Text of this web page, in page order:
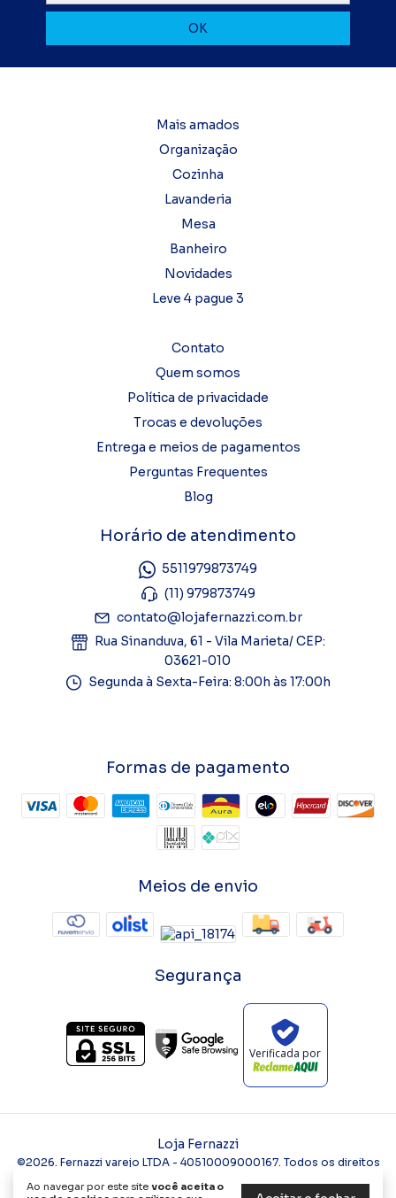
Ao navegar por este site você aceita o
Mais amados
Organização
Cozinha
Lavanderia
Mesa
Banheiro
Novidades
Leve 4 pague 3
Contato
Quem somos
Política de privacidade
Trocas e devoluções
Entrega e meios de pagamentos
Perguntas Frequentes
Blog
Horário de atendimento
5511979873749
(11) 979873749
contato@lojafernazzi.com.br
Rua Sinanduva, 61 - Vila Marieta/ CEP:
03621-010
Segunda à Sexta-Feira: 8:00h às 17:00h
Formas de pagamento
Meios de envio
Segurança
Verificada por
Loja Fernazzi
©2026. Fernazzi varejo LTDA - 40510009000167. Todos os direitos